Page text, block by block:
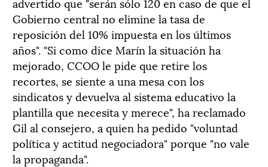
Gobierno central no elimine la tasa de
reposición del 10% impuesta en los últimos
años". "Si como dice Marín la situación ha
mejorado, CCOO le pide que retire los
recortes, se siente a una mesa con los
sindicatos y devuelva al sistema educativo la
plantilla que necesita y merece", ha reclamado
Gil al consejero, a quien ha pedido "voluntad
política y actitud negociadora" porque "no vale
la propaganda".